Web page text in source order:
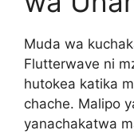
Muda wa
Flutterwave ni
hutokea katika
chache. Malipo
yanachakatwa